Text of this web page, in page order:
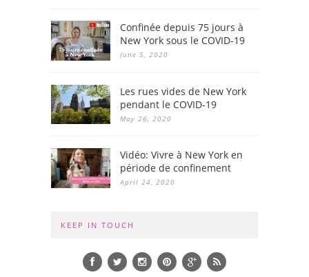
Confinée depuis 75 jours à
New York sous le COVID-19
June 5, 2020
Les rues vides de New York
pendant le COVID-19
May 26, 2020
Vidéo: Vivre à New York en
période de confinement
April 24, 2020
KEEP IN TOUCH